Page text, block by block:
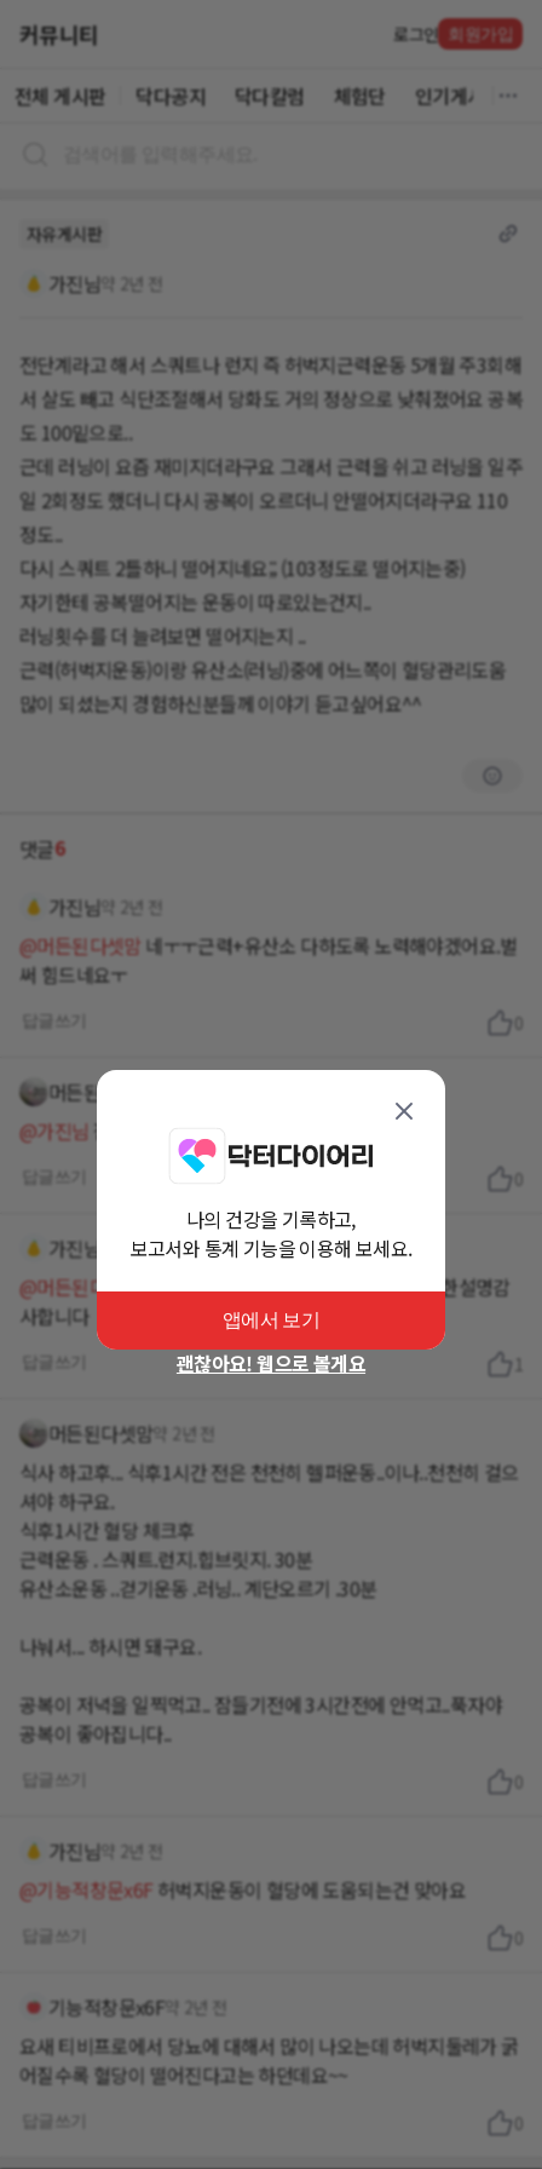
커뮤니티 로그인 회원가입
전체 게시판 닥다공지 닥다칼럼 체험단 인기게시글
자유게시판
가진님 약 2년 전
전단계라고 해서 스쿼트나 런지 즉 허벅지근력운동 5개월 주3회해
서 살도 빼고 식단조절해서 당화도 거의 정상으로 낮춰졌어요 공복
도 100밑으로..
근데 러닝이 요즘 재미지더라구요 그래서 근력을 쉬고 러닝을 일주
일 2회정도 했더니 다시 공복이 오르더니 안떨어지더라구요 110
정도..
다시 스쿼트 2틀하니 떨어지네요;; (103정도로 떨어지는중)
자기한테 공복떨어지는 운동이 따로있는건지..
러닝횟수를 더 늘려보면 떨어지는지 ..
근력(허벅지운동)이랑 유산소(러닝)중에 어느쪽이 혈당관리도움
많이 되셨는지 경험하신분들께 이야기 듣고싶어요^^
댓글6
가진님 약 2년 전
@머든된다셋맘 네ㅜㅜ근력+유산소 다하도록 노력해야겠어요.벌
써 힘드네요ㅜ
머든된다셋맘
@가진님 잠들기전에 미지근한물 샤워하고 주무세요..
가진님 약 2년 전
@머든된다셋맘잠을 못자니 공복이 안좋더라구요 자세한설명감
사합니다
1
머든된다셋맘약 2년 전
식사 하고후... 식후1시간 전은 천천히 헬퍼운동..이나..천천히 걸으
셔야 하구요.
식후1시간 혈당 체크후
근력운동 . 스쿼트.런지.힙브릿지. 30분
유산소운동 ..걷기운동 .러닝.. 계단오르기 .30분
나눠서... 하시면 돼구요.
공복이 저녁을 일찍먹고.. 잠들기전에 3시간전에 안먹고..푹자야
공복이 좋아집니다..
가진님 약 2년 전
@기능적창문x6F 허벅지운동이 혈당에 도움되는건 맞아요
기능적창문x6F약 2년 전
요새 티비프로에서 당뇨에 대해서 많이 나오는데 허벅지둘레가 굵
어질수록 혈당이 떨어진다고는 하던데요~~
나의 건강을 기록하고,
보고서와 통계 기능을 이용해 보세요.
앱에서 보기
괜찮아요! 웹으로 볼게요